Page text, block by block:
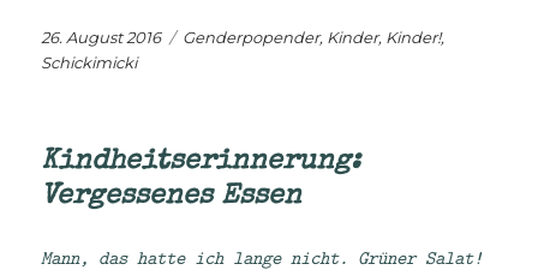
Veröffentlicht
am
26. August 2016 Kategorien
Genderpopender, Kinder, Kinder!,
Schickimicki
Kindheitserinnerung:
Vergessenes Essen
Mann, das hatte ich lange nicht. Grüner Salat!